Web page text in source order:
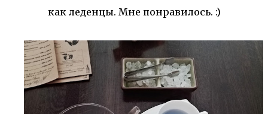
как леденцы. Мне понравилось. :)